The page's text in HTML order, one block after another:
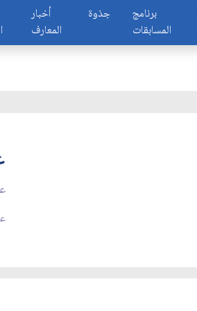
أخبار
المعارف
جذوة
برنامج
المسابقات